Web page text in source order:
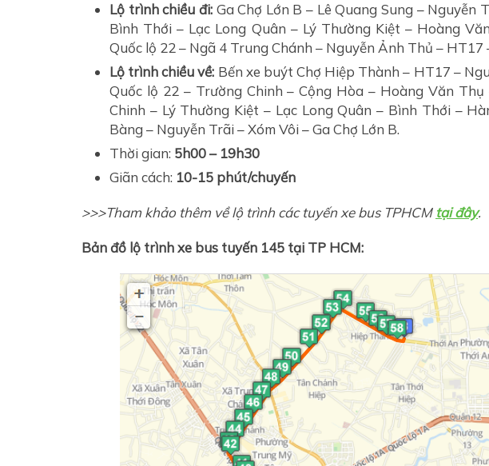
Lộ trình chiều đi: Ga Chợ Lớn B – Lê Quang Sung –
Bình Thới – Lạc Long Quân – Lý Thường Kiệt – Hoàng
Quốc lộ 22 – Ngã 4 Trung Chánh – Nguyễn Ảnh Thủ –
Lộ trình chiều về: Bến xe buýt Chợ Hiệp Thành – HT17 –
Quốc lộ 22 – Trường Chinh – Cộng Hòa – Hoàng Văn
Chinh – Lý Thường Kiệt – Lạc Long Quân – Bình Thới –
Bàng – Nguyễn Trãi – Xóm Vôi – Ga Chợ Lớn B.
Thời gian: 5h00 – 19h30
Giãn cách: 10-15 phút/chuyến
>>>Tham khảo thêm về lộ trình các tuyến xe bus TPHCM tại đây.
Bản đồ lộ trình xe bus tuyến 145 tại TP HCM: